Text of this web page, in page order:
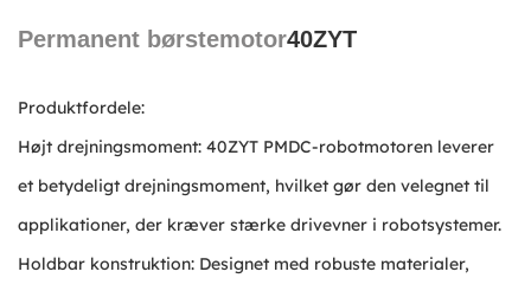
Permanent børstemotor40ZYT
Produktfordele:
Højt drejningsmoment: 40ZYT PMDC-robotmotoren leverer
et betydeligt drejningsmoment, hvilket gør den velegnet til
applikationer, der kræver stærke drivevner i robotsystemer.
Holdbar konstruktion: Designet med robuste materialer,